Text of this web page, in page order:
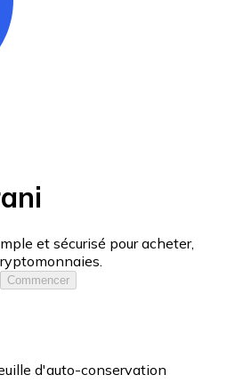
et sécurisé pour acheter,
Commencer
d'auto-conservation